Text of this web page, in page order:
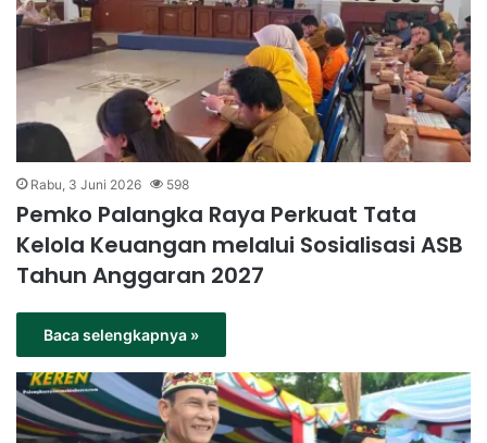
Rabu, 3 Juni 2026 598
Pemko Palangka Raya Perkuat Tata
Kelola Keuangan melalui Sosialisasi ASB
Tahun Anggaran 2027
Baca selengkapnya »